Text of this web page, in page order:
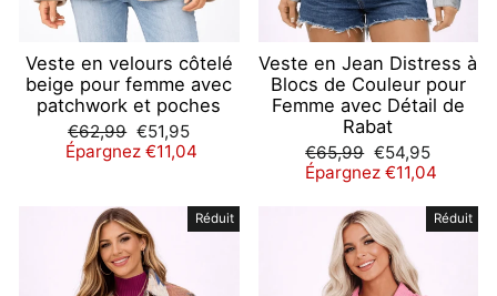
Veste en velours côtelé
beige pour femme avec
patchwork et poches
Prix
régulier
€62,99 Prix
réduit
€51,95
Épargnez €11,04
Veste en Jean Distress à
Blocs de Couleur pour
Femme avec Détail de
Rabat
Prix
régulier
€65,99 Prix
réduit
€54,95
Épargnez €11,04
Réduit Réduit